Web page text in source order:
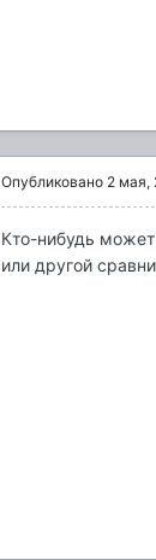
Опубликовано 2 мая,
Кто-нибудь может
или другой